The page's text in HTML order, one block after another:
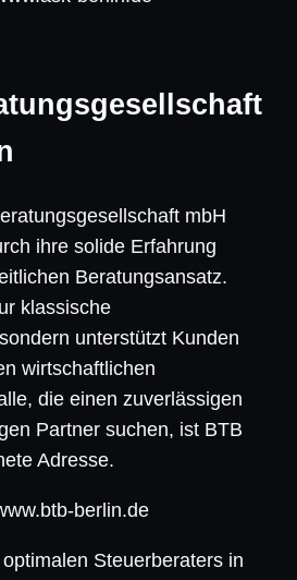
mbH
ihre solide Erfahrung
Beratungsansatz.
klassische
unterstützt Kunden
wirtschaftlichen
die einen zuverlässigen
Partner suchen, ist BTB
Adresse.
berlin.de
Steuerberaters in